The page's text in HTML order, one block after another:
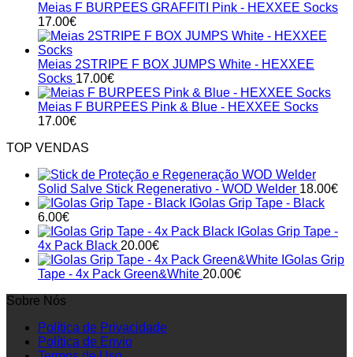
Meias F BURPEES GRAFFITI Pink - HEXXEE Socks
17.00€
Meias 2STRIPE F BOX JUMPS White - HEXXEE
Socks 17.00€
Meias F BURPEES Pink & Blue - HEXXEE Socks
17.00€
TOP VENDAS
Solid Salve Stick Regenerativo - WOD Welder 18.00€
IGolas Grip Tape - Black
6.00€
IGolas Grip Tape -
4x Pack Black 20.00€
IGolas Grip
Tape - 4x Pack Green&White 20.00€
Sobre Nós
Política de Privacidade
Política de Envio